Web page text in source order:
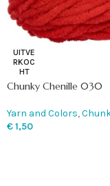
UITVE
RKOC
HT
Chunky Chenille 030
Yarn and Colors,
€1,50